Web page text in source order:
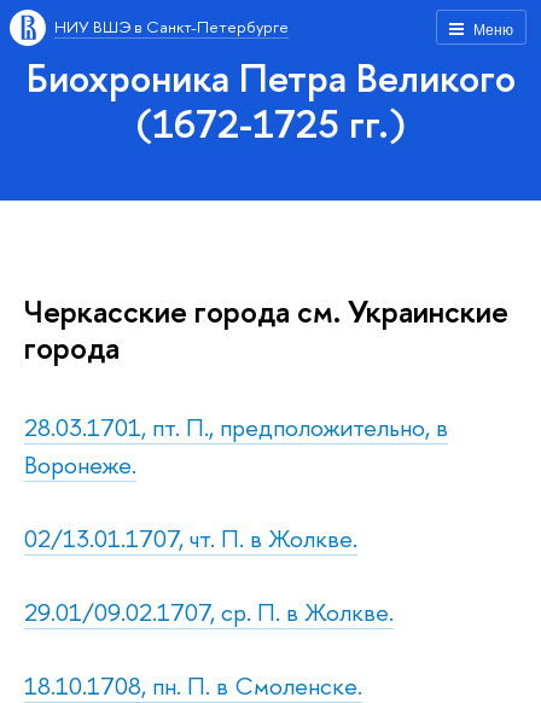
Меню
НИУ ВШЭ в Санкт-Петербурге
Биохроника Петра Великого
(1672-1725 гг.)
Черкасские города см. Украинские
города
28.03.1701, пт. П., предположительно, в
Воронеже.
02/13.01.1707, чт. П. в Жолкве.
29.01/09.02.1707, ср. П. в Жолкве.
18.10.1708, пн. П. в Смоленске.